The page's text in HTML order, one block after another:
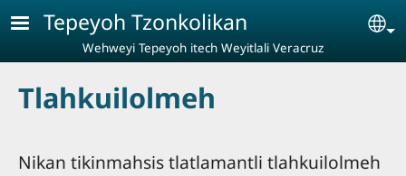
Pasar al contenido principal
Tepeyoh Tzonkolikan
Wehweyi Tepeyoh itech Weyitlali Veracruz
Tlahkuilolmeh
Nikan tikinmahsis tlatlamantli tlahkuilolmeh